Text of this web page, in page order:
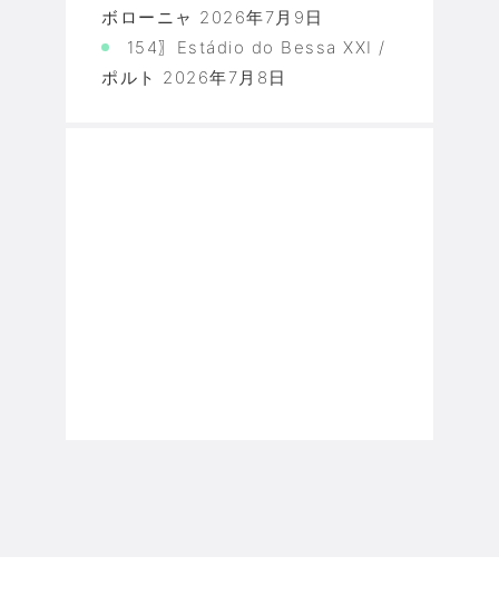
ボローニャ 2026年7月9日
154〗Estádio do Bessa XXI /
ポルト 2026年7月8日